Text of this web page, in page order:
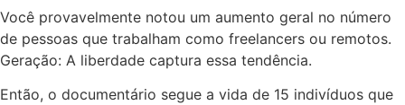
Você provavelmente notou um aumento geral no número
de pessoas que trabalham como freelancers ou remotos.
Geração: A liberdade captura essa tendência.
Então, o documentário segue a vida de 15 indivíduos que